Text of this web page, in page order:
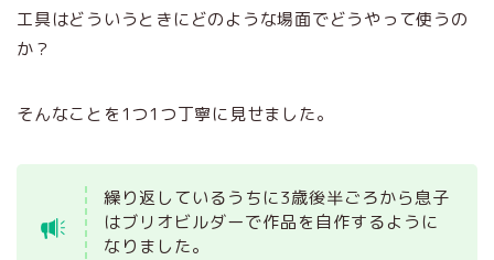
工具はどういうときにどのような場面でどうやって使うの
か？
そんなことを1つ1つ丁寧に見せました。
繰り返しているうちに3歳後半ごろから息子
はブリオビルダーで作品を自作するように
なりました。